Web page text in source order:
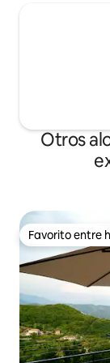
Otros
Favorito entre
Favorito entre